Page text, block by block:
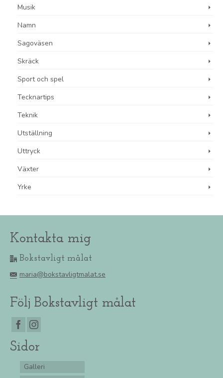
Musik
Namn
Sagoväsen
Skräck
Sport och spel
Tecknartips
Teknik
Utställning
Uttryck
Växter
Yrke
Kontakta mig
Bokstavligt målat
maria@bokstavligtmalat.se
Följ Bokstavligt målat
Sidor
Galleri